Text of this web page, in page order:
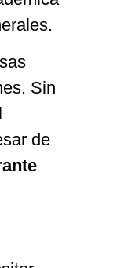
Sin
de